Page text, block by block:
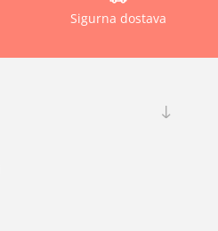
Sigurna dostava